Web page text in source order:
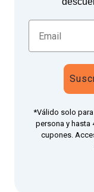
*Válido solo
persona y hasta
cupones.